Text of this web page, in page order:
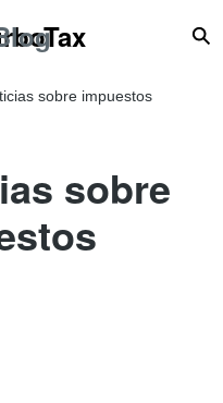
content
Navigation
sobre impuestos
sobre